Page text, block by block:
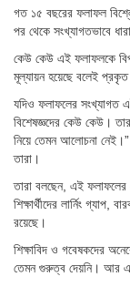
গত ১৫ বছরের ফলাফল
পর থেকে সংখ্যাগতভাবে
কেউ কেউ এই ফলাফলকে
মূল্যায়ন হয়েছে বলেই
যদিও ফলাফলের সংখ্যাগত এই
বিশেষজ্ঞদের কেউ কেউ।
নিয়ে তেমন আলোচনা
তারা।
তারা বলছেন, এই ফলাফলের
শিক্ষার্থীদের লার্নিং গ্যাপ,
রয়েছে।
শিক্ষাবিদ ও গবেষকদের
তেমন গুরুত্ব দেয়নি। আর এ